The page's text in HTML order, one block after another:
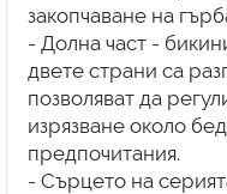
закопчаване на
- Долна част -
двете страни са
позволяват да
изрязване около
предпочитания.
- Сърцето на